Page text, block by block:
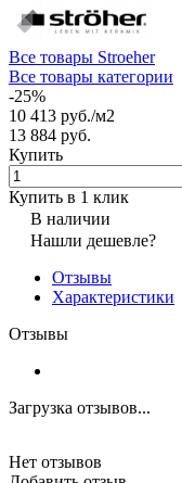
Все товары Stroeher
Все товары категории
-25%
10 413 руб./м2
13 884 руб.
Купить
Купить в 1 клик
В наличии
Нашли дешевле?
Отзывы
Характеристики
Отзывы
Загрузка отзывов...
Нет отзывов